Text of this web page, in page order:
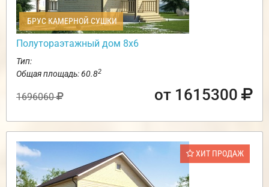
БРУС КАМЕРНОЙ СУШКИ
Полутораэтажный дом 8х6
Тип:
Общая площадь: 60.82
1696060 от 1615300
ХИТ ПРОДАЖ